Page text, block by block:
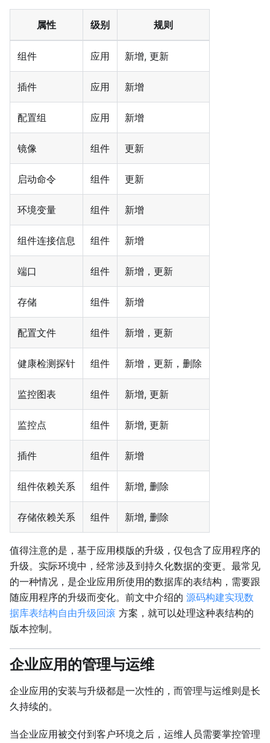
属性 级别 规则
组件 应用 新增, 更新
插件 应用 新增
配置组 应用 新增
镜像 组件 更新
启动命令 组件 更新
环境变量 组件 新增
组件连接信息 组件 新增
端口 组件 新增，更新
存储 组件 新增
配置文件 组件 新增，更新
健康检测探针 组件 新增，更新，删除
监控图表 组件 新增, 更新
监控点 组件 新增, 更新
插件 组件 新增
组件依赖关系 组件 新增, 删除
存储依赖关系 组件 新增, 删除
值得注意的是，基于应用模版的升级，仅包含了应用程序的
升级。实际环境中，经常涉及到持久化数据的变更。最常见
的一种情况，是企业应用所使用的数据库的表结构，需要跟
随应用程序的升级而变化。前文中介绍的 源码构建实现数
据库表结构自由升级回滚 方案，就可以处理这种表结构的
版本控制。
企业应用的管理与运维
企业应用的安装与升级都是一次性的，而管理与运维则是长
久持续的。
当企业应用被交付到客户环境之后，运维人员需要掌控管理